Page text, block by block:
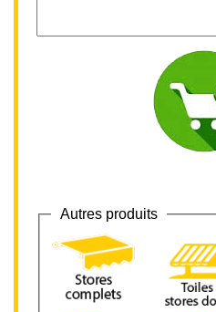
Autres produits